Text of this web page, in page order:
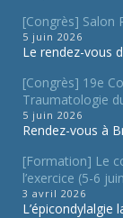
[Congrès] Salon
5 juin 2026
Le rendez-vous
[Congrès] 19e
Traumatologie
5 juin 2026
Rendez-vous à
[Formation] Le
l’exercice (5-6
3 avril 2026
L’épicondylalgie